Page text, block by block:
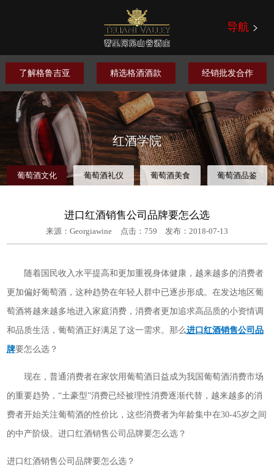
导航
了解格鲁吉亚 精选格酒酒款 经销批发合作
红酒学院
葡萄酒文化 葡萄酒礼仪 葡萄酒美食 葡萄酒品鉴
进口红酒销售公司品牌要怎么选
来源：Georgiawine 点击： 759 发布：2018-07-13
随着国民收入水平提高和更加重视身体健康，越来越多的消费者
更加偏好葡萄酒，这种趋势在年轻人群中已逐步形成。在发达地区葡
萄酒将越来越多地进入家庭消费，消费者更加追求高品质的小资情调
和品质生活，葡萄酒正好满足了这一需求。那么进口红酒销售公司品
牌要怎么选？
现在，普通消费者在家饮用葡萄酒日益成为我国葡萄酒消费市场
的重要趋势，“土豪型”消费已经被理性消费逐渐代替，越来越多的消
费者开始关注葡萄酒的性价比，这些消费者为年龄集中在30-45岁之间
的中产阶级。进口红酒销售公司品牌要怎么选？
进口红酒销售公司品牌要怎么选？